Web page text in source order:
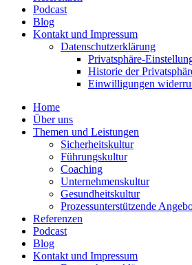
Podcast
Blog
Kontakt und Impressum
Daten­schutz­er­klärung
Privat­sphäre-
Historie der
Einwil­li­gungen
Home
Über uns
Themen und Leistungen
Sicher­heits­kultur
Führungs­kultur
Coaching
Unter­neh­mens­kultur
Gesund­heits­kultur
Prozess­un­ter­stüt­zende
Referenzen
Podcast
Blog
Kontakt und Impressum